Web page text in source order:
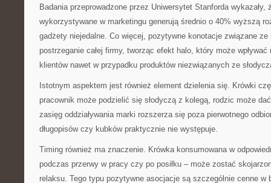
Badania przeprowadzone przez Uniwersytet Stanforda wykazały,
wykorzystywane w marketingu generują średnio o 40% wyższą
gadżety niejedalne. Co więcej, pozytywne konotacje związane
postrzeganie całej firmy, tworząc efekt halo, który może
klientów nawet w przypadku produktów niezwiązanych ze
Istotnym aspektem jest również element dzielenia się. Krówki
pracownik może podzielić się słodyczą z kolegą, rodzic może
zasięg oddziaływania marki rozszerza się poza pierwotnego
długopisów czy kubków praktycznie nie występuje.
Timing również ma znaczenie. Krówka konsumowana w
podczas przerwy w pracy czy po posiłku – może zostać
relaksu. Tego typu pozytywne asocjacje są szczególnie cenne w